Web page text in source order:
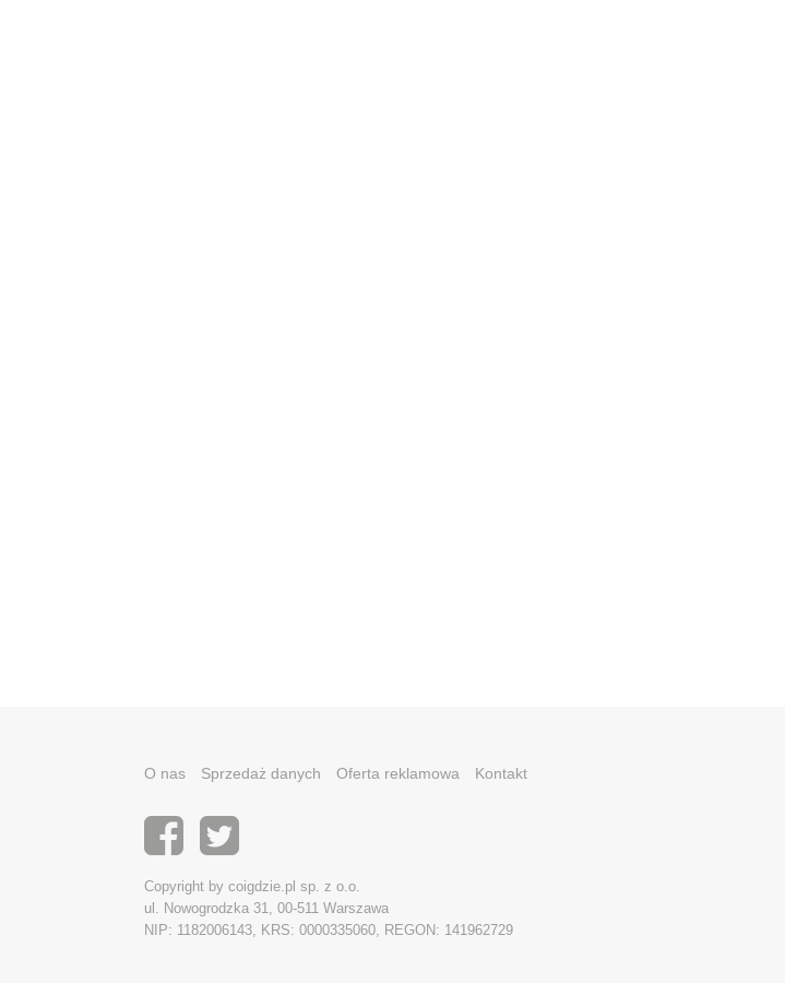
O nas Sprzedaż danych Oferta reklamowa Kontakt
Copyright by coigdzie.pl sp. z o.o.
ul. Nowogrodzka 31, 00-511 Warszawa
NIP: 1182006143, KRS: 0000335060, REGON: 141962729